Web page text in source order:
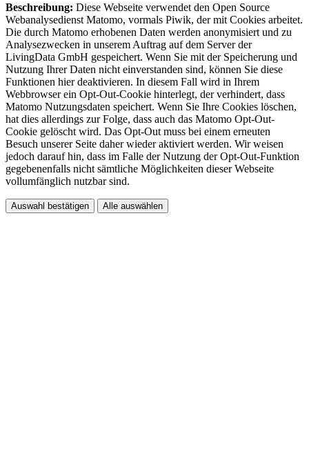
Beschreibung: Diese Webseite verwendet den Open Source
Webanalysedienst Matomo, vormals Piwik, der mit Cookies arbeitet.
Die durch Matomo erhobenen Daten werden anonymisiert und zu
Analysezwecken in unserem Auftrag auf dem Server der
LivingData GmbH gespeichert. Wenn Sie mit der Speicherung und
Nutzung Ihrer Daten nicht einverstanden sind, können Sie diese
Funktionen hier deaktivieren. In diesem Fall wird in Ihrem
Webbrowser ein Opt-Out-Cookie hinterlegt, der verhindert, dass
Matomo Nutzungsdaten speichert. Wenn Sie Ihre Cookies löschen,
hat dies allerdings zur Folge, dass auch das Matomo Opt-Out-
Cookie gelöscht wird. Das Opt-Out muss bei einem erneuten
Besuch unserer Seite daher wieder aktiviert werden. Wir weisen
jedoch darauf hin, dass im Falle der Nutzung der Opt-Out-Funktion
gegebenenfalls nicht sämtliche Möglichkeiten dieser Webseite
vollumfänglich nutzbar sind.
Auswahl bestätigen Alle auswählen